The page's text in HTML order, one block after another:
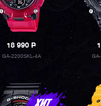
18 990P
GA-2200SKL-4A